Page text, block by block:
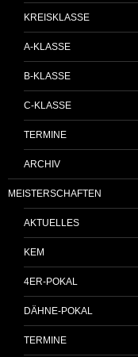
KREISKLASSE
A-KLASSE
B-KLASSE
C-KLASSE
TERMINE
ARCHIV
MEISTERSCHAFTEN
AKTUELLES
KEM
4ER-POKAL
DÄHNE-POKAL
TERMINE